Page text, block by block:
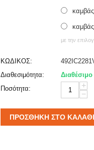
με την
ΚΩΔΙΚΟΣ:
Διαθεσιμότητα:
Διαθέσιμο
Ποσότητα:
+
−
ΠΡΟΣΘΉΚΗ ΣΤΟ ΚΑΛΆΘΙ